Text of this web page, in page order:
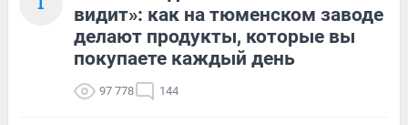
видит»: как на тюменском заводе
делают продукты, которые вы
покупаете каждый день
97 778 144